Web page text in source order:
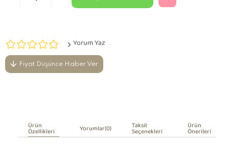
Yorum Yaz
Fiyat Düşünce Haber Ver
Ürün
Özellikleri Yorumlar(0) Taksit
Seçenekleri Ürün
Önerileri